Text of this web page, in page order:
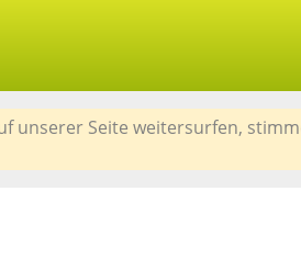
unserer Seite weitersurfen,